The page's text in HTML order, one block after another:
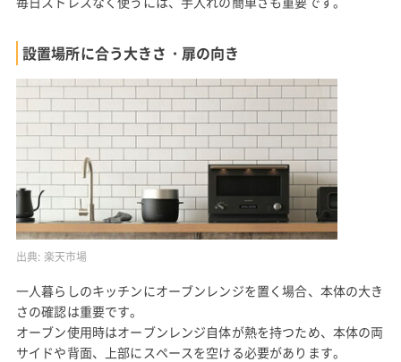
設置場所に合う大きさ・扉の向き
出典: 楽天市場
一人暮らしのキッチンにオーブンレンジを置く場合、本体の大き
さの確認は重要です。
オーブン使用時はオーブンレンジ自体が熱を持つため、本体の両
サイドや背面、上部にスペースを空ける必要があります。